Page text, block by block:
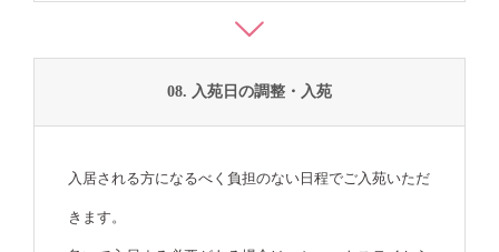
08. 入苑日の調整・入苑
入居される方になるべく負担のない日程でご入苑いただ
きます。